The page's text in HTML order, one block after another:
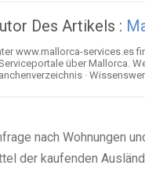
Des Artikels :
www.mallorca-services.es
über Mallorca.
·
nach Wohnungen
der kaufenden